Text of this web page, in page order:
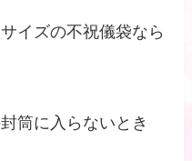
イズの不祝儀袋なら
筒に入らないとき